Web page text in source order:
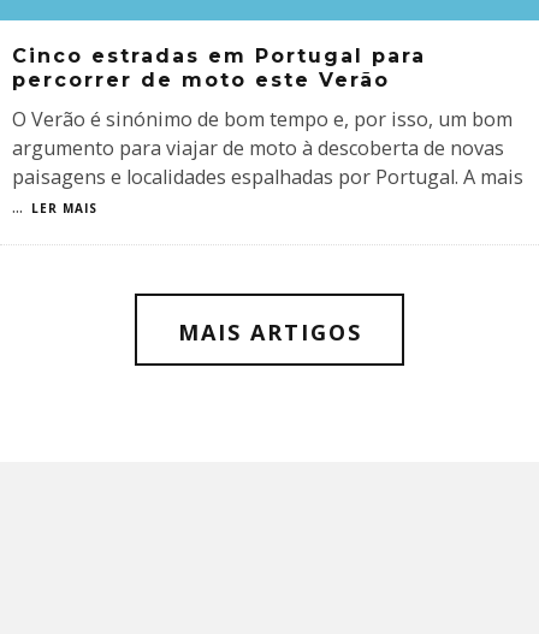
Cinco estradas em Portugal para
percorrer de moto este Verão
O Verão é sinónimo de bom tempo e, por isso, um bom
argumento para viajar de moto à descoberta de novas
paisagens e localidades espalhadas por Portugal. A mais
...
LER MAIS
MAIS ARTIGOS